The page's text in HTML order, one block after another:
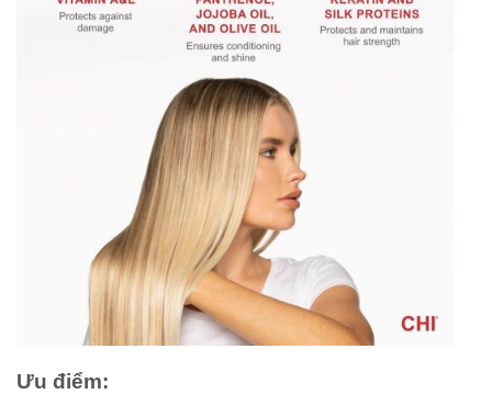
Ưu điểm: